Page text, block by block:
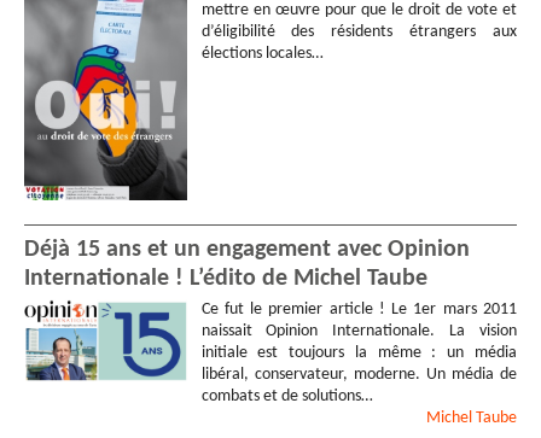
mettre en œuvre pour que le droit de vote et
d’éligibilité des résidents étrangers aux
élections locales…
Déjà 15 ans et un engagement avec Opinion
Internationale ! L’édito de Michel Taube
Ce fut le premier article ! Le 1er mars 2011
naissait Opinion Internationale. La vision
initiale est toujours la même : un média
libéral, conservateur, moderne. Un média de
combats et de solutions…
Michel Taube